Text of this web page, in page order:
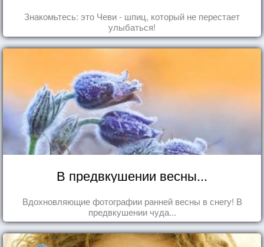
Знакомьтесь: это Чеви - шпиц, который не перестает
улыбаться!
В предвкушении весны...
Вдохновляющие фотографии ранней весны в снегу! В
предвкушении чуда...